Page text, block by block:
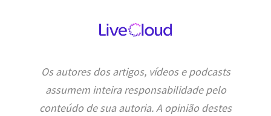
Os autores dos artigos, vídeos e podcasts
assumem inteira responsabilidade pelo
conteúdo de sua autoria. A opinião destes